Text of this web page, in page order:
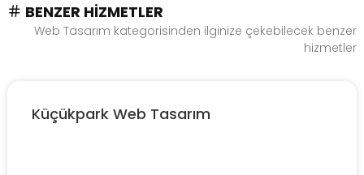
BENZER HIZMETLER
Web Tasarım kategorisinden ilginize çekebilecek benzer
hizmetler
Küçükpark Web Tasarım